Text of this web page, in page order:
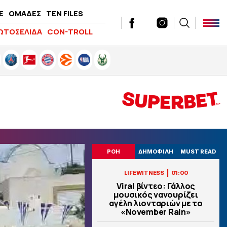
ΟΜΑΔΕΣ TEN FILES
CON-TROLL
ΡΟΗ ΔΗΜΟΦΙΛΗ MUST READ
LIFEWITNESS 01:00
Viral βίντεο: Γάλλος
μουσικός νανουρίζει
αγέλη λιονταριών με το
«November Rain»